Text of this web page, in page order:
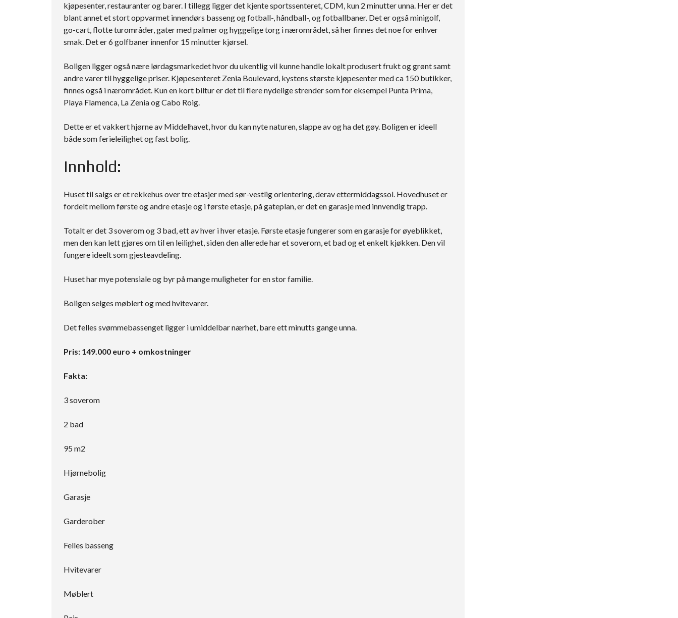
kjøpesenter, restauranter og barer. I tillegg ligger det kjente sportssenteret, CDM, kun 2 minutter unna. Her er det
blant annet et stort oppvarmet innendørs basseng og fotball-, håndball-, og fotballbaner. Det er også minigolf,
go-cart, flotte turområder, gater med palmer og hyggelige torg i nærområdet, så her finnes det noe for enhver
smak. Det er 6 golfbaner innenfor 15 minutter kjørsel.
Boligen ligger også nære lørdagsmarkedet hvor du ukentlig vil kunne handle lokalt produsert frukt og grønt samt
andre varer til hyggelige priser. Kjøpesenteret Zenia Boulevard, kystens største kjøpesenter med ca 150 butikker,
finnes også i nærområdet. Kun en kort biltur er det til flere nydelige strender som for eksempel Punta Prima,
Playa Flamenca, La Zenia og Cabo Roig.
Dette er et vakkert hjørne av Middelhavet, hvor du kan nyte naturen, slappe av og ha det gøy. Boligen er ideell
både som ferieleilighet og fast bolig.
Innhold:
Huset til salgs er et rekkehus over tre etasjer med sør-vestlig orientering, derav ettermiddagssol. Hovedhuset er
fordelt mellom første og andre etasje og i første etasje, på gateplan, er det en garasje med innvendig trapp.
Totalt er det 3 soverom og 3 bad, ett av hver i hver etasje. Første etasje fungerer som en garasje for øyeblikket,
men den kan lett gjøres om til en leilighet, siden den allerede har et soverom, et bad og et enkelt kjøkken. Den vil
fungere ideelt som gjesteavdeling.
Huset har mye potensiale og byr på mange muligheter for en stor familie.
Boligen selges møblert og med hvitevarer.
Det felles svømmebassenget ligger i umiddelbar nærhet, bare ett minutts gange unna.
Pris: 149.000 euro + omkostninger
Fakta:
3 soverom
2 bad
95 m2
Hjørnebolig
Garasje
Garderober
Felles basseng
Hvitevarer
Møblert